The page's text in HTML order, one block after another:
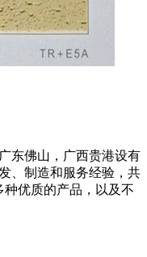
东佛山，广西贵港设有
、制造和服务经验，共
种优质的产品，以及不